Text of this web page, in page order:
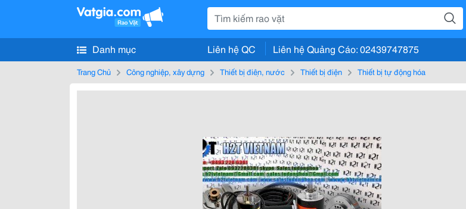
Danh mục Liên hệ QC Liên hệ Quảng Cáo: 02439747875
Trang Chủ Công nghiệp, xây dựng Thiết bị điện, nước Thiết bị điện Thiết bị tự động hóa